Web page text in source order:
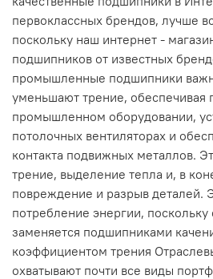
первоклассных брендов, лучше
поскольку наш интернет -
подшипников от известных
промышленные подшипники
уменьшают трение, обеспечивая
промышленном оборудовании,
потолочных вентиляторах и
контакта подвижных металлов.
трение, выделение тепла и, в
повреждение и разрыв деталей.
потребление энергии,
заменяется подшипниками
коэффициентом трения
охватывают почти все виды